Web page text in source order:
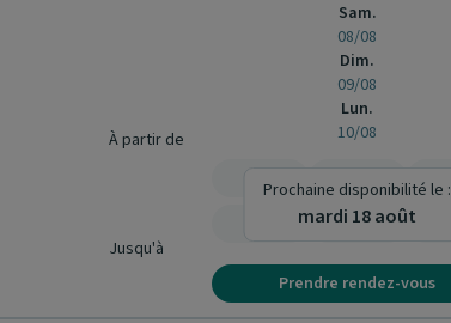
À partir de
Jusqu'à
Sam.
08/08
Dim.
09/08
Lun.
10/08
-
Prochaine disponibilité le :
mardi 18 août
Prendre rendez-vous